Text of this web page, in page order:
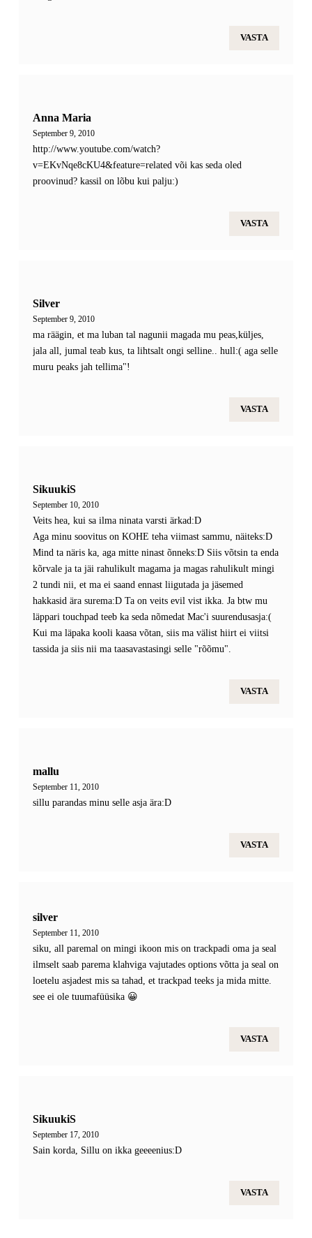
VASTA
Anna Maria
September 9, 2010
http://www.youtube.com/watch?
v=EKvNqe8cKU4&feature=related või kas seda oled
proovinud? kassil on lõbu kui palju:)
VASTA
Silver
September 9, 2010
ma räägin, et ma luban tal nagunii magada mu peas,küljes,
jala all, jumal teab kus, ta lihtsalt ongi selline.. hull:( aga selle
muru peaks jah tellima"!
VASTA
SikuukiS
September 10, 2010
Veits hea, kui sa ilma ninata varsti ärkad:D
Aga minu soovitus on KOHE teha viimast sammu, näiteks:D
Mind ta näris ka, aga mitte ninast õnneks:D Siis võtsin ta enda
kõrvale ja ta jäi rahulikult magama ja magas rahulikult mingi
2 tundi nii, et ma ei saand ennast liigutada ja jäsemed
hakkasid ära surema:D Ta on veits evil vist ikka. Ja btw mu
läppari touchpad teeb ka seda nõmedat Mac'i suurendusasja:(
Kui ma läpaka kooli kaasa võtan, siis ma välist hiirt ei viitsi
tassida ja siis nii ma taasavastasingi selle "rõõmu".
VASTA
mallu
September 11, 2010
sillu parandas minu selle asja ära:D
VASTA
silver
September 11, 2010
siku, all paremal on mingi ikoon mis on trackpadi oma ja seal
ilmselt saab parema klahviga vajutades options võtta ja seal on
loetelu asjadest mis sa tahad, et trackpad teeks ja mida mitte.
see ei ole tuumafüüsika 😀
VASTA
SikuukiS
September 17, 2010
Sain korda, Sillu on ikka geeeenius:D
VASTA